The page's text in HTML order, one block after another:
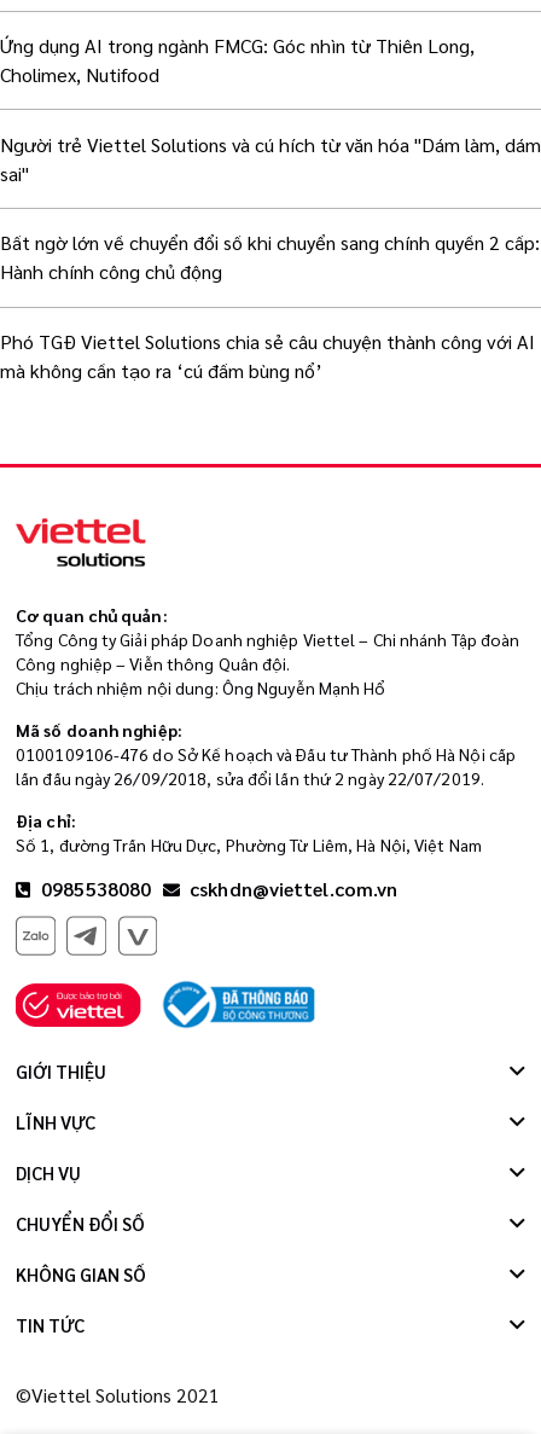
Ứng dụng AI trong ngành FMCG: Góc nhìn từ Thiên Long,
Cholimex, Nutifood
Người trẻ Viettel Solutions và cú hích từ văn hóa "Dám làm, dám
sai"
Bất ngờ lớn về chuyển đổi số khi chuyển sang chính quyền 2 cấp:
Hành chính công chủ động
Phó TGĐ Viettel Solutions chia sẻ câu chuyện thành công với AI
mà không cần tạo ra ‘cú đấm bùng nổ’
Cơ quan chủ quản:
Tổng Công ty Giải pháp Doanh nghiệp Viettel – Chi nhánh Tập đoàn
Công nghiệp – Viễn thông Quân đội.
Chịu trách nhiệm nội dung: Ông Nguyễn Mạnh Hổ
Mã số doanh nghiệp:
0100109106-476 do Sở Kế hoạch và Đầu tư Thành phố Hà Nội cấp
lần đầu ngày 26/09/2018, sửa đổi lần thứ 2 ngày 22/07/2019.
Địa chỉ:
Số 1, đường Trần Hữu Dực, Phường Từ Liêm, Hà Nội, Việt Nam
0985538080 cskhdn@viettel.com.vn
GIỚI THIỆU
LĨNH VỰC
DỊCH VỤ
CHUYỂN ĐỔI SỐ
KHÔNG GIAN SỐ
TIN TỨC
©Viettel Solutions 2021